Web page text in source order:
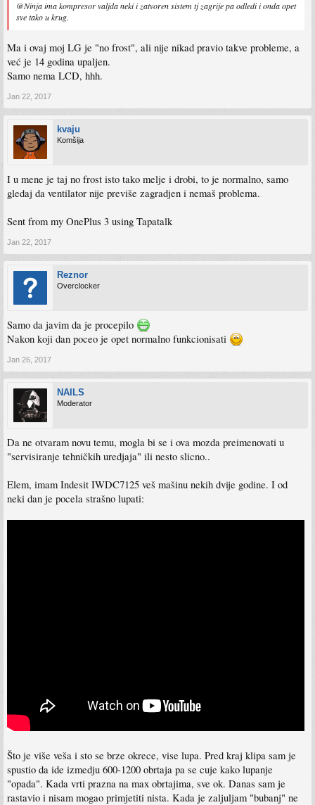
@Ninja ima kompresor valjda neki i zatvoren sistem tj zagrije pa odledi i onda opet
sve tako u krug.
Ma i ovaj moj LG je "no frost", ali nije nikad pravio takve probleme, a
već je 14 godina upaljen.
Samo nema LCD, hhh.
Jan 22, 2017
kvaju
Komšija
I u mene je taj no frost isto tako melje i drobi, to je normalno, samo
gledaj da ventilator nije previše zagradjen i nemaš problema.
Sent from my OnePlus 3 using Tapatalk
Jan 22, 2017
Reznor
Overclocker
Samo da javim da je procepilo
Nakon koji dan poceo je opet normalno funkcionisati
Jan 26, 2017
NAILS
Moderator
Da ne otvaram novu temu, mogla bi se i ova mozda preimenovati u
"servisiranje tehničkih uredjaja" ili nesto slicno..
Elem, imam Indesit IWDC7125 veš mašinu nekih dvije godine. I od
neki dan je pocela strašno lupati:
Što je više veša i sto se brze okrece, vise lupa. Pred kraj klipa sam je
spustio da ide izmedju 600-1200 obrtaja pa se cuje kako lupanje
"opada". Kada vrti prazna na max obrtajima, sve ok. Danas sam je
rastavio i nisam mogao primjetiti nista. Kada je zaljuljam "bubanj" ne